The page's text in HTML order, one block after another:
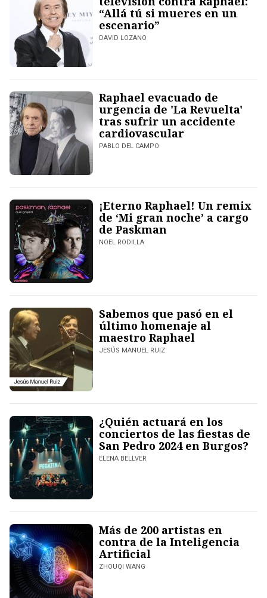
“Allá tú si mueres en un
escenario”
DAVID LOZANO
Raphael evacuado de
urgencia de 'La Revuelta'
tras sufrir un accidente
cardiovascular
PABLO DEL CAMPO
¡Eterno Raphael! Un remix
de ‘Mi gran noche’ a cargo
de Paskman
NOEL RODILLA
Sabemos que pasó en el
último homenaje al
maestro Raphael
JESÚS MANUEL RUIZ
¿Quién actuará en los
conciertos de las fiestas de
San Pedro 2024 en Burgos?
ELENA BELLVER
Más de 200 artistas en
contra de la Inteligencia
Artificial
ZHOUQI WANG